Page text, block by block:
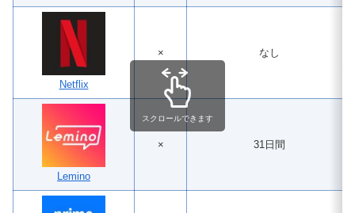
Netflix
× なし
Lemino
× 31日間
スクロールできます